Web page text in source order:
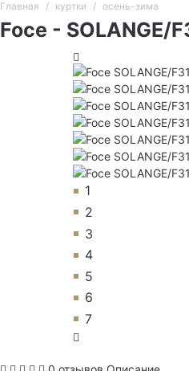
Главная куртки осень-зима
Foce - SOLANGE/
1
2
3
4
5
6
7